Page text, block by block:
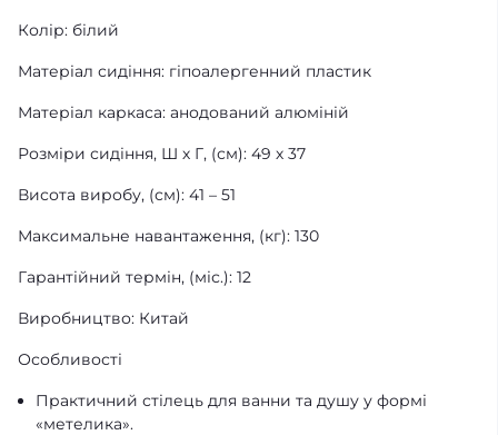
Колір: білий
Матеріал сидіння: гіпоалергенний пластик
Матеріал каркаса: анодований алюміній
Розміри сидіння, Ш х Г, (см): 49 х 37
Висота виробу, (см): 41 – 51
Максимальне навантаження, (кг): 130
Гарантійний термін, (міс.): 12
Виробництво: Китай
Особливості
Практичний стілець для ванни та душу у формі
«метелика».